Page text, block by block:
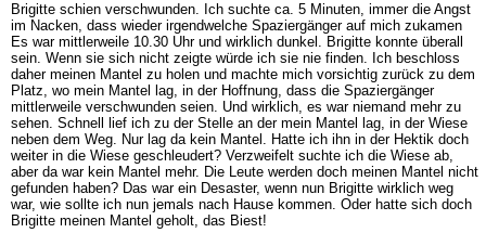
Brigitte schien verschwunden. Ich suchte ca. 5 Minuten, immer die Angst
im Nacken, dass wieder irgendwelche Spaziergänger auf mich zukamen
Es war mittlerweile 10.30 Uhr und wirklich dunkel. Brigitte konnte überall
sein. Wenn sie sich nicht zeigte würde ich sie nie finden. Ich beschloss
daher meinen Mantel zu holen und machte mich vorsichtig zurück zu dem
Platz, wo mein Mantel lag, in der Hoffnung, dass die Spaziergänger
mittlerweile verschwunden seien. Und wirklich, es war niemand mehr zu
sehen. Schnell lief ich zu der Stelle an der mein Mantel lag, in der Wiese
neben dem Weg. Nur lag da kein Mantel. Hatte ich ihn in der Hektik doch
weiter in die Wiese geschleudert? Verzweifelt suchte ich die Wiese ab,
aber da war kein Mantel mehr. Die Leute werden doch meinen Mantel nicht
gefunden haben? Das war ein Desaster, wenn nun Brigitte wirklich weg
war, wie sollte ich nun jemals nach Hause kommen. Oder hatte sich doch
Brigitte meinen Mantel geholt, das Biest!